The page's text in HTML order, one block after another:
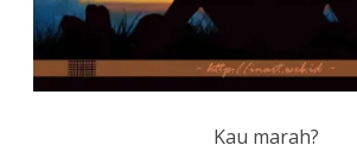
Kau marah?